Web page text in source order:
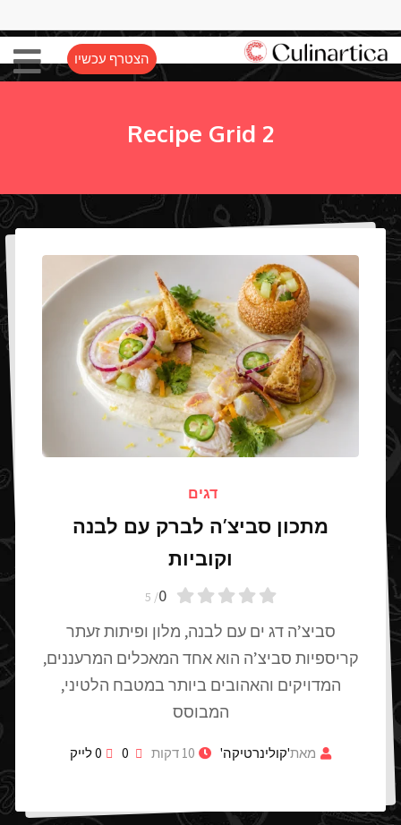
הצטרף עכשיו
Recipe Grid 2
דגים
מתכון סביצ’ה לברק עם לבנה
וקוביות
0
/ 5
סביצ’ה דג ים עם לבנה, מלון ופיתות זעתר
קריספיות סביצ’ה הוא אחד המאכלים המרעננים,
המדויקים והאהובים ביותר במטבח הלטיני,
המבוסס
מאת'קולינרטיקה' 10 דקות 0
0לייק